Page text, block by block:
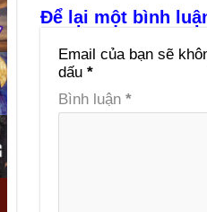
Để lại một bình
Email của bạn sẽ
dấu *
Bình luận *